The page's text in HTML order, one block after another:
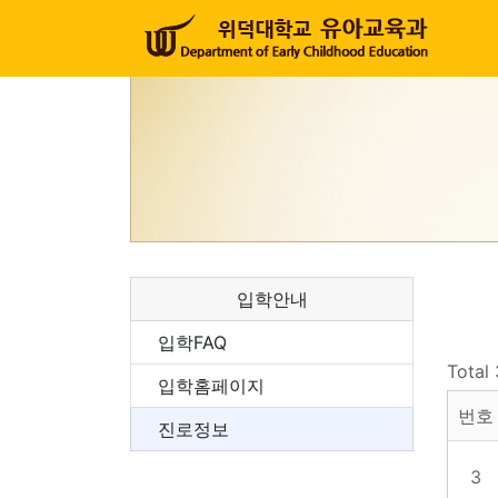
입학안내
입학FAQ
입학홈페이지
진로정보
Total
번호
3